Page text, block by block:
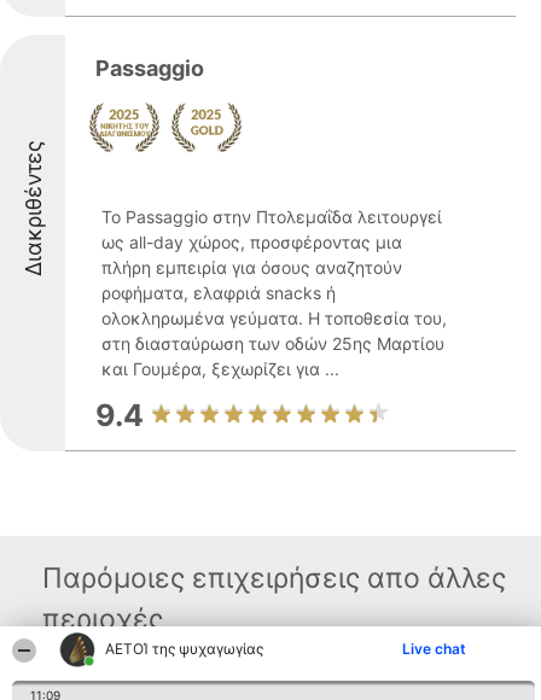
ΑΕΤΟΊ της ψυχαγωγίας Live chat
11:09
Διακριθέντες
Passaggio
Το Passaggio στην Πτολεμαΐδα λειτουργεί
ως all-day χώρος, προσφέροντας μια
πλήρη εμπειρία για όσους αναζητούν
ροφήματα, ελαφριά snacks ή
ολοκληρωμένα γεύματα. Η τοποθεσία του,
στη διασταύρωση των οδών 25ης Μαρτίου
και Γουμέρα, ξεχωρίζει για ...
9.4
Παρόμοιες επιχειρήσεις απο άλλες
περιοχές